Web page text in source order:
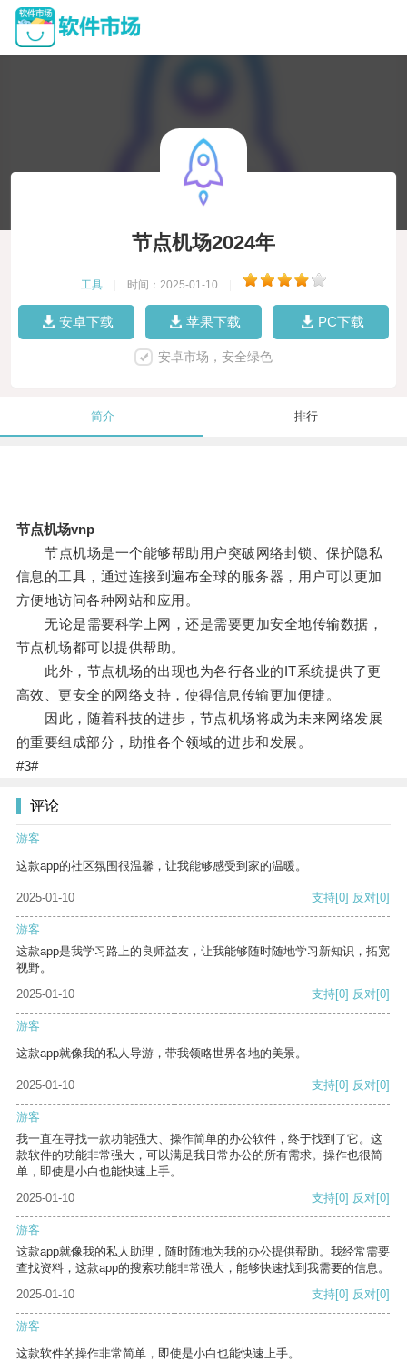
节点机场2024年
工具 时间：2025-01-10
安卓下载 苹果下载 PC下载
安卓市场，安全绿色
简介 排行
节点机场vnp
节点机场是一个能够帮助用户突破网络封锁、保护隐私
信息的工具，通过连接到遍布全球的服务器，用户可以更加
方便地访问各种网站和应用。
无论是需要科学上网，还是需要更加安全地传输数据，
节点机场都可以提供帮助。
此外，节点机场的出现也为各行各业的IT系统提供了更
高效、更安全的网络支持，使得信息传输更加便捷。
因此，随着科技的进步，节点机场将成为未来网络发展
的重要组成部分，助推各个领域的进步和发展。
#3#
评论
游客
这款app的社区氛围很温馨，让我能够感受到家的温暖。
2025-01-10 支持[0] 反对[0]
游客
这款app是我学习路上的良师益友，让我能够随时随地学习新知识，拓宽
视野。
2025-01-10
支持[0] 反对[0]
游客
这款app就像我的私人导游，带我领略世界各地的美景。
2025-01-10 支持[0] 反对[0]
游客
我一直在寻找一款功能强大、操作简单的办公软件，终于找到了它。这
款软件的功能非常强大，可以满足我日常办公的所有需求。操作也很简
单，即使是小白也能快速上手。
2025-01-10
支持[0] 反对[0]
游客
这款app就像我的私人助理，随时随地为我的办公提供帮助。我经常需要
查找资料，这款app的搜索功能非常强大，能够快速找到我需要的信息。
2025-01-10
支持[0] 反对[0]
游客
这款软件的操作非常简单，即使是小白也能快速上手。